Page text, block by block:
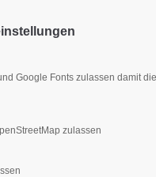
WEIN &
Google Fonts zulassen damit
zulassen